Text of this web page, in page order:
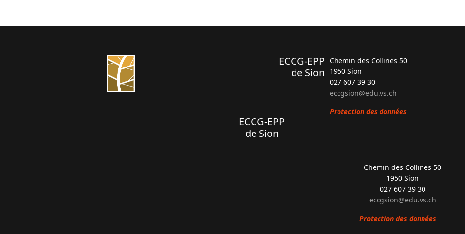
ECCG-EPP
de Sion
ECCG-EPP
de Sion
Chemin des Collines 50
1950 Sion
027 607 39 30
eccgsion@edu.vs.ch
Protection des données
Chemin des Collines 50
1950 Sion
027 607 39 30
eccgsion@edu.vs.ch
Protection des données